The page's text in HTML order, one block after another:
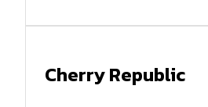
Cherry Republic